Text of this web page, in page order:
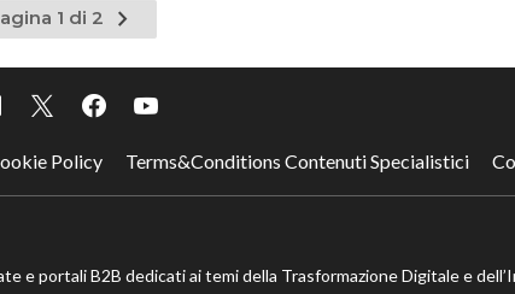
1 di 2
Pagina
successiva
Policy Terms&Conditions Contenuti Specialistici
e portali B2B dedicati ai temi della Trasformazione Digitale e